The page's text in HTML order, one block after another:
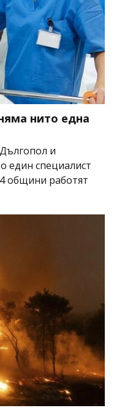
нито една
и
един специалист
общини работят